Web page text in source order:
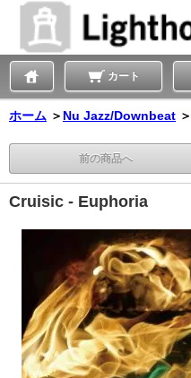
カート
ホーム ＞ Nu Jazz/Downbeat ＞
前の商品へ
Cruisic - Euphoria